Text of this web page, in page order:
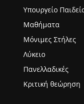
Υπουργείο
Μαθήματα
Μόνιμες Στήλες
Λύκειο
Πανελλαδικές
Κριτική θεώρηση